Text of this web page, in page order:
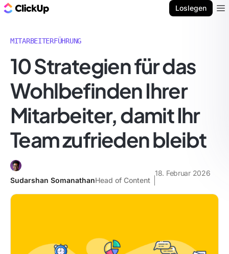
Loslegen
MITARBEITERFÜHRUNG
10 Strategien für das
Wohlbefinden Ihrer
Mitarbeiter, damit Ihr
Team zufrieden bleibt
Sudarshan SomanathanHead of Content
18. Februar 2026